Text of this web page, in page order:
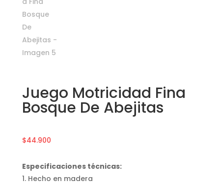
Juego Motricidad Fina
Bosque De Abejitas
$44.900
Especificaciones técnicas:
Hecho en madera